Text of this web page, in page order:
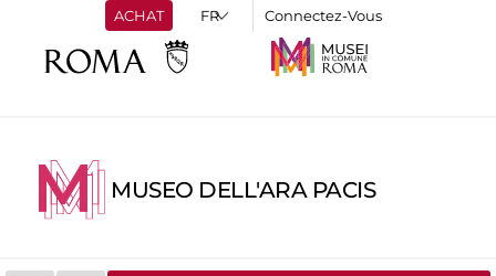
ACHAT Connectez-Vous
MUSEO DELL'ARA PACIS